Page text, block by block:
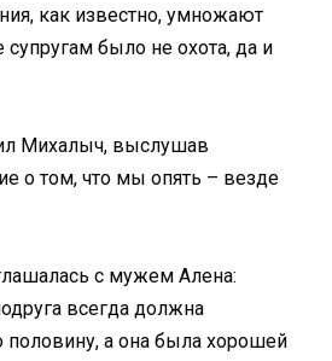
как известно, умножают
было не охота, да и
Михалыч, выслушав
о том, что мы опять – везде
с мужем Алена:
всегда должна
а она была хорошей